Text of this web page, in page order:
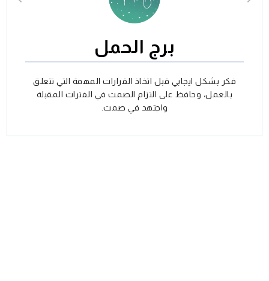
برج الحمل
فكر بشكل ايجابي قبل اتخاذ القرارات المهمة التي تتعلق
بالعمل، وحافظ على التزام الصمت في الفترات المقبلة
واجتهد في صمت.